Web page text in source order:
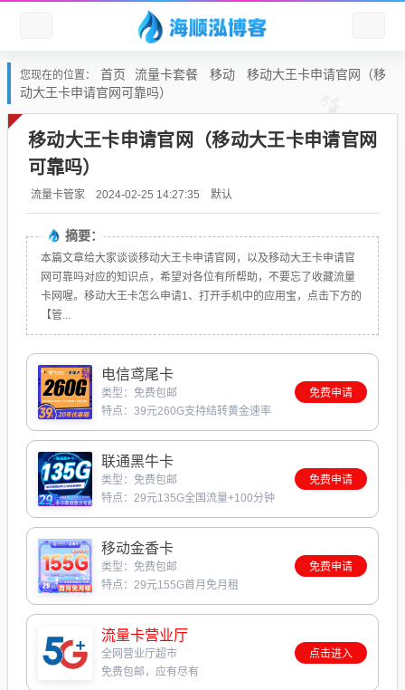
您现在的位置： 首页 流量卡套餐 移动
移动大王卡申请官网（移
动大王卡申请官网可靠吗）
移动大王卡申请官网（移动大王卡申请官网
可靠吗）
流量卡管家 2024-02-25 14:27:35 默认
摘要：
本篇文章给大家谈谈移动大王卡申请官网，以及移动大王卡申请官
网可靠吗对应的知识点，希望对各位有所帮助，不要忘了收藏流量
卡网喔。移动大王卡怎么申请1、打开手机中的应用宝，点击下方的
【管...
电信鸢尾卡
类型：免费包邮
特点：39元260G支持结转黄金速率
免费申请
联通黑牛卡
类型：免费包邮
特点：29元135G全国流量+100分钟
免费申请
移动金香卡
类型：免费包邮
特点：29元155G首月免月租
免费申请
流量卡营业厅
全网营业厅超市
免费包邮，应有尽有
点击进入